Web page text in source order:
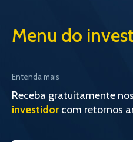
Menu do
Entenda mais
Receba gratuitamente
investidor com retornos